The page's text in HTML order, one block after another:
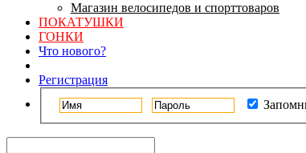
Магазин велосипедов и спорттоваров
ПОКАТУШКИ
ГОНКИ
Что нового?
Регистрация